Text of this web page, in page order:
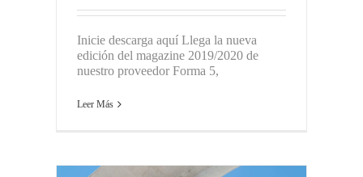
Inicie descarga aquí Llega la nueva
edición del magazine 2019/2020 de
nuestro proveedor Forma 5,
Leer Más